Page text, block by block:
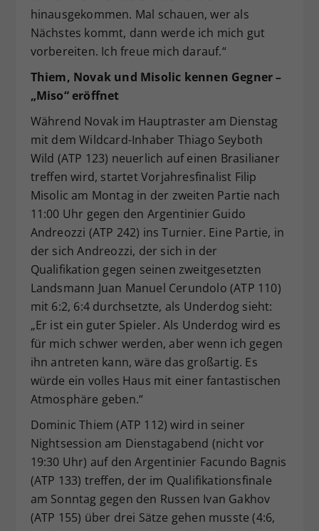
hinausgekommen. Mal schauen, wer als
Nächstes kommt, dann werde ich mich gut
vorbereiten. Ich freue mich darauf.“
Thiem, Novak und Misolic kennen Gegner –
„Miso“ eröffnet
Während Novak im Hauptraster am Dienstag
mit dem Wildcard-Inhaber Thiago Seyboth
Wild (ATP 123) neuerlich auf einen Brasilianer
treffen wird, startet Vorjahresfinalist Filip
Misolic am Montag in der zweiten Partie nach
11:00 Uhr gegen den Argentinier Guido
Andreozzi (ATP 242) ins Turnier. Eine Partie, in
der sich Andreozzi, der sich in der
Qualifikation gegen seinen zweitgesetzten
Landsmann Juan Manuel Cerundolo (ATP 110)
mit 6:2, 6:4 durchsetzte, als Underdog sieht:
„Er ist ein guter Spieler. Als Underdog wird es
für mich schwer werden, aber wenn ich gegen
ihn antreten kann, wäre das großartig. Es
würde ein volles Haus mit einer fantastischen
Atmosphäre geben.“
Dominic Thiem (ATP 112) wird in seiner
Nightsession am Dienstagabend (nicht vor
19:30 Uhr) auf den Argentinier Facundo Bagnis
(ATP 133) treffen, der im Qualifikationsfinale
am Sonntag gegen den Russen Ivan Gakhov
(ATP 155) über drei Sätze gehen musste (4:6,